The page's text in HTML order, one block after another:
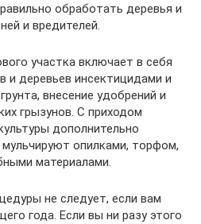
обработать деревья и
и вредителей.
участка включает в себя
и деревьев инсектицидами и
внесение удобрений и
грызунов. С приходом
дополнительно
опилками, торфом,
материалами.
не следует, если вам
года. Если вы ни разу этого